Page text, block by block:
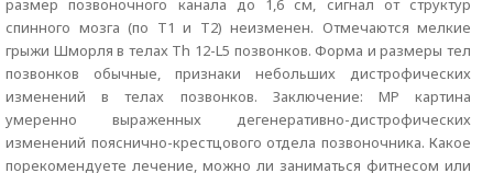
размер позвоночного канала до 1,6 см, сигнал от структур
спинного мозга (по Т1 и Т2) неизменен. Отмечаются мелкие
грыжи Шморля в телах Th 12-L5 позвонков. Форма и размеры тел
позвонков обычные, признаки небольших дистрофических
изменений в телах позвонков. Заключение: МР картина
умеренно выраженных дегенеративно-дистрофических
изменений пояснично-крестцового отдела позвоночника. Какое
порекомендуете лечение, можно ли заниматься фитнесом или